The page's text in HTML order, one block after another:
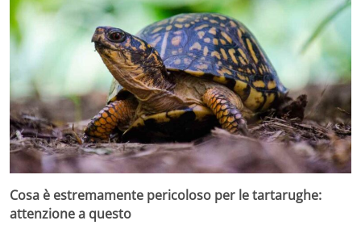
Cosa è estremamente pericoloso per le tartarughe:
attenzione a questo